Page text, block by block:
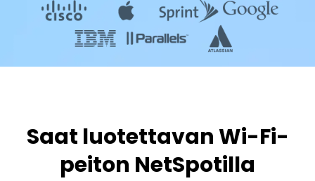
Saat luotettavan Wi-Fi-
peiton NetSpotilla